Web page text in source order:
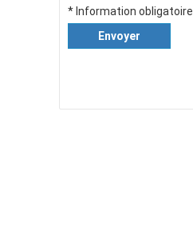
* Information obligatoire
Envoyer